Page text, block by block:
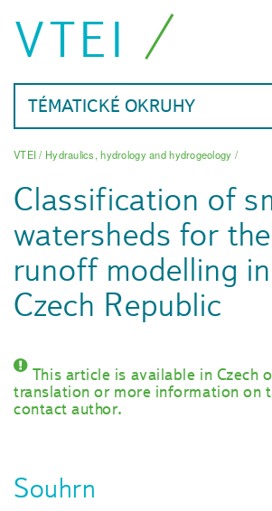
VTEI
TÉMATICKÉ OKRUHY
VTEI/ Hydraulics, hydrology and hydrogeology /
Classification of
watersheds for
runoff modelling
Czech Republic
This article is available in Czech
translation or more information on
contact author.
Souhrn